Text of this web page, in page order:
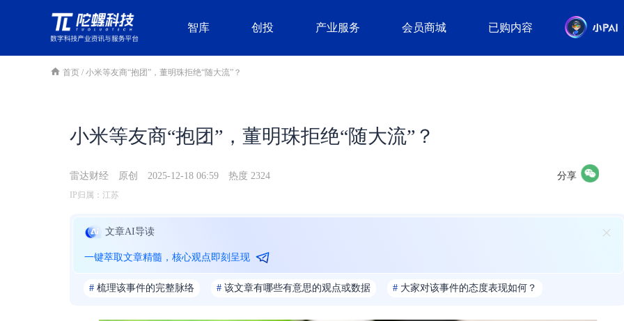
智库 创投 产业服务 会员商城 已购内容
首页 / 小米等友商“抱团”，董明珠拒绝“随大流”？
小米等友商“抱团”，董明珠拒绝“随大流”？
雷达财经 原创 2025-12-18 06:59 热度 2324 分享
IP归属：江苏
文章AI导读
一键萃取文章精髓，核心观点即刻呈现
# 梳理该事件的完整脉络 # 该文章有哪些有意思的观点或数据 # 大家对该事件的态度表现如何？